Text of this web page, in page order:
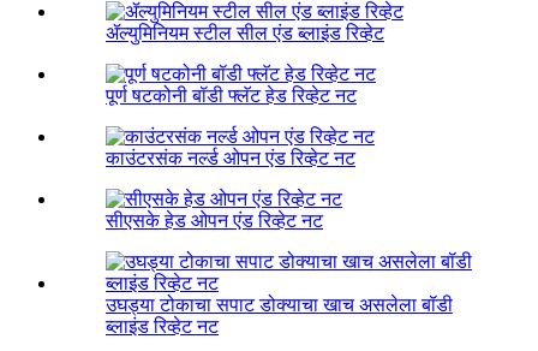
ॲल्युमिनियम स्टील सील एंड ब्लाइंड रिव्हेट
पूर्ण षटकोनी बॉडी फ्लॅट हेड रिव्हेट नट
काउंटरसंक नर्ल्ड ओपन एंड रिव्हेट नट
सीएसके हेड ओपन एंड रिव्हेट नट
उघड्या टोकाचा सपाट डोक्याचा खाच असलेला बॉडी
ब्लाइंड रिव्हेट नट